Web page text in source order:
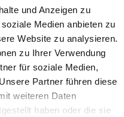
und Anzeigen zu
Medien anbieten zu
Website zu analysieren.
zu Ihrer Verwendung
für soziale Medien,
Partner führen diese
weiteren Daten
haben oder die sie
Schlafzimmer mit
und einem